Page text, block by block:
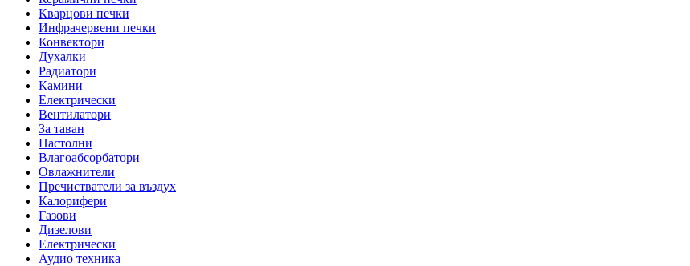
Кварцови печки
Инфрачервени печки
Конвектори
Духалки
Радиатори
Камини
Електрически
Вентилатори
За таван
Настолни
Влагоабсорбатори
Овлажнители
Пречистватели за въздух
Калорифери
Газови
Дизелови
Електрически
Аудио техника